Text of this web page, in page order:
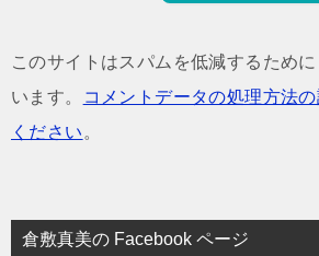
このサイトはスパムを低減するため
います。
コメントデータの処理方法
ください 。
倉敷真美の Facebook ページ